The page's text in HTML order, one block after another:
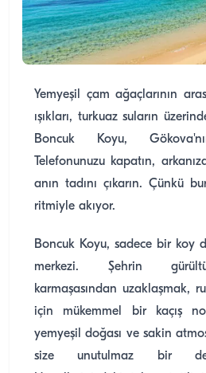
Yemyeşil çam ağaçlarının
ışıkları, turkuaz suların
Boncuk Koyu,
Telefonunuzu kapatın,
anın tadını çıkarın. Çünkü
ritmiyle akıyor.
Boncuk Koyu, sadece bir koy
merkezi. Şehrin
karmaşasından uzaklaşmak,
için mükemmel bir kaçış
yemyeşil doğası ve sakin
size unutulmaz bir